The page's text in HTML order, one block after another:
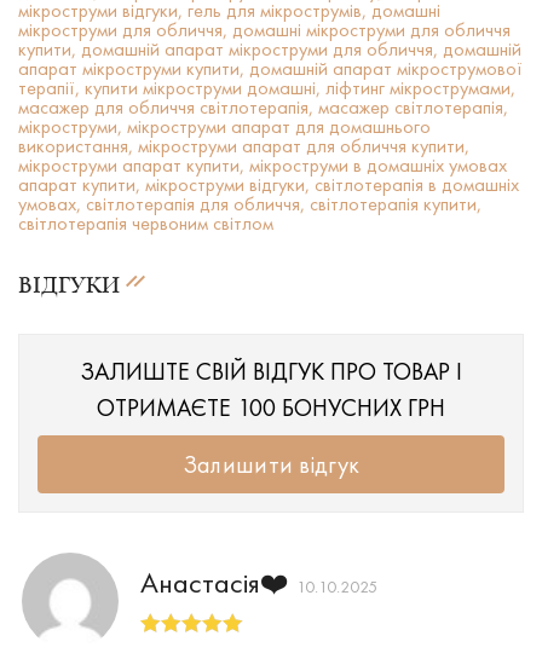
мікроструми відгуки, гель для мікрострумів,домашні
мікроструми для обличчя, домашні мікроструми для обличчя
купити,домашній апарат мікроструми для обличчя, домашній
апарат мікроструми купити, домашній апарат мікрострумової
терапії, купити мікроструми домашні, ліфтинг мікрострумами,
масажер для обличчя світлотерапія, масажер світлотерапія,
мікроструми, мікроструми апарат для домашнього
використання, мікроструми апарат для обличчя купити,
мікроструми апарат купити, мікроструми в домашніх умовах
апарат купити, мікроструми відгуки,світлотерапія в домашніх
умовах, світлотерапія для обличчя, світлотерапія купити,
світлотерапія червоним світлом
ВІДГУКИ
ЗАЛИШТЕ СВІЙ ВІДГУК ПРО ТОВАР І
ОТРИМАЄТЕ 100 БОНУСНИХ ГРН
Залишити відгук
Анастасія❤️ 10.10.2025